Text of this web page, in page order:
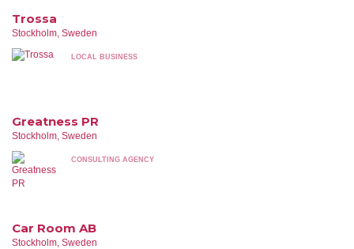
Trossa
Stockholm, Sweden
LOCAL BUSINESS
Greatness PR
Stockholm, Sweden
CONSULTING AGENCY
Car Room AB
Stockholm, Sweden